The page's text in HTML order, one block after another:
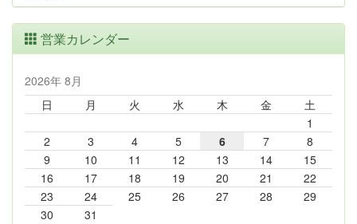
営業カレンダー
2026年 8月
日
月 火 水 木 金
土
1
2
3 4 5 6 7
8
9
10 11 12 13 14
15
16
17 18 19 20 21
22
23
24 25 26 27 28
29
30
31